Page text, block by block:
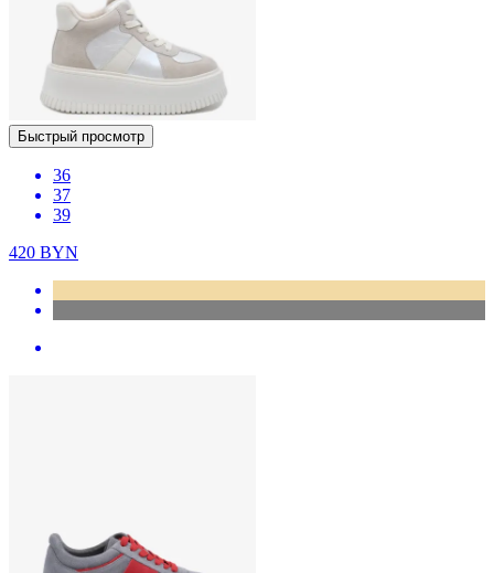
Быстрый просмотр
36
37
39
420 BYN